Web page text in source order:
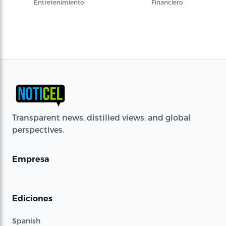
Entretenimiento Financiero
Transparent news, distilled views, and global
perspectives.
Empresa
Ediciones
Spanish